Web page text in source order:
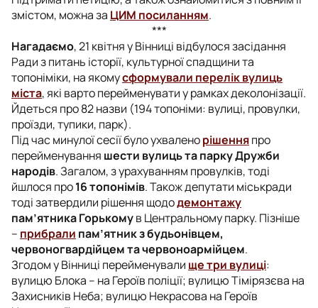
змістом, можна за ЦИМ посиланням.
***
Нагадаємо, 21 квітня у Вінниці відбулося засідання
Ради з питань історії, культурної спадщини та
топоніміки, на якомусформували перелік вулиць
міста, які варто перейменувати у рамках деколонізації.
Йдеться про 82 назви (194 топоніми: вулиці, провулки,
проїзди, тупики, парк).
Під час минулої сесії було ухваленорішенняпро
перейменування шести вулиць та парку Дружби
народів. Загалом, з урахуванням провулків, тоді
йшлося про16 топонімів. Також депутати міськради
тоді затвердили рішення щододемонтажу
пам’ятника Горькомув Центральному парку. Пізніше
– прибрали пам’ятник з будьонівцем,
червоногвардійцем та червоноармійцем.
Згодом у Вінниці перейменували ще три вулиці:
вулицю Блока – на Героїв поліції; вулицю Тімірязєва на
Захисників Неба; вулицю Некрасова на Героїв